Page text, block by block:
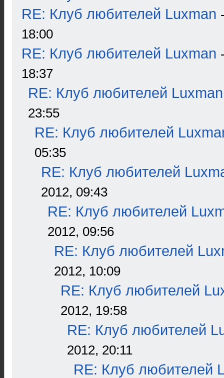
RE: Клуб любителей Luxman
18:00
RE: Клуб любителей Luxman
18:37
RE: Клуб любителей Luxman
23:55
RE: Клуб любителей
05:35
RE: Клуб любителей
2012, 09:43
RE: Клуб любителей
2012, 09:56
RE: Клуб любителей
2012, 10:09
RE: Клуб любителей
2012, 19:58
RE: Клуб любителей
2012, 20:11
RE: Клуб любителей